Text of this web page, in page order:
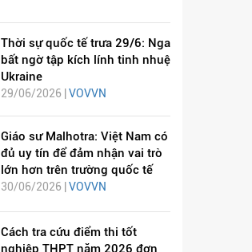
Thời sự quốc tế trưa 29/6: Nga
bất ngờ tập kích lính tinh nhuệ
Ukraine
29/06/2026 | VOVVN
Giáo sư Malhotra: Việt Nam có
đủ uy tín để đảm nhận vai trò
lớn hơn trên trường quốc tế
30/06/2026 | VOVVN
Cách tra cứu điểm thi tốt
nghiệp THPT năm 2026 đơn